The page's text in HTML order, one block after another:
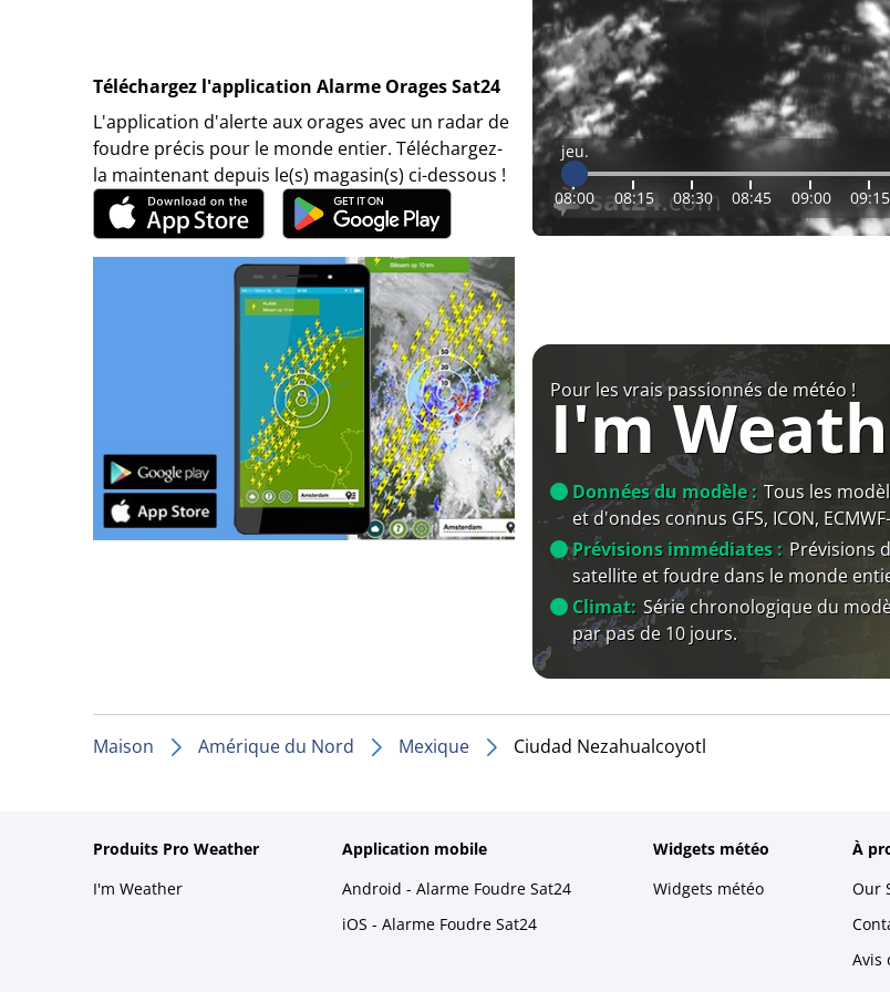
Téléchargez l'application Alarme Orages Sat24
L'application d'alerte aux orages avec un radar de
foudre précis pour le monde entier. Téléchargez-
la maintenant depuis le(s) magasin(s) ci-dessous !
jeu.
08:00 08:15 08:30 08:45 09:00 09:15
Pour les vrais passionnés de météo !
I'm
Données du modèle : Tous les
et d'ondes connus GFS, ICON,
Prévisions immédiates : Prévisions
satellite et foudre dans le monde
Climat: Série chronologique du
par pas de 10 jours.
Maison Amérique du Nord Mexique Ciudad Nezahualcoyotl
Produits Pro Weather
I'm Weather
Application mobile
Android - Alarme Foudre Sat24
iOS - Alarme Foudre Sat24
Widgets météo
Widgets météo
À
Our
Avis